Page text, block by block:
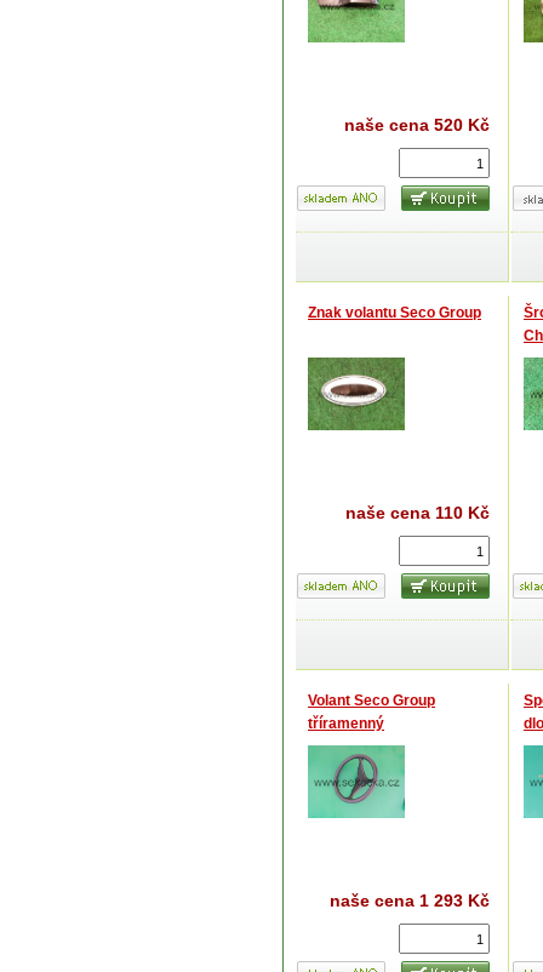
naše cena 520 Kč
Znak volantu Seco Group
naše cena 110 Kč
Volant Seco Group
tříramenný
naše cena 1 293 Kč